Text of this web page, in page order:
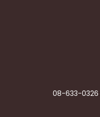
08-633-0326